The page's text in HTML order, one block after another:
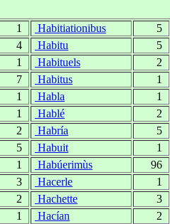
1 Habitiationibus
5
4 Habitu
5
1 Habituels
2
7 Habitus
1
1 Habla
1
1 Hablé
2
2 Habría
5
5 Habuit
1
1 Habúerimùs
96
3 Hacerle
1
2 Hachette
3
1 Hacían
2